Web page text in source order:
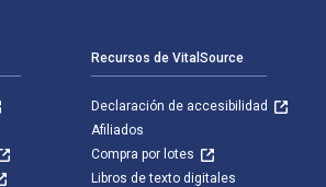
Recursos de VitalSource
Declaración de accesibilidad
Afiliados
Compra por lotes
Libros de texto digitales